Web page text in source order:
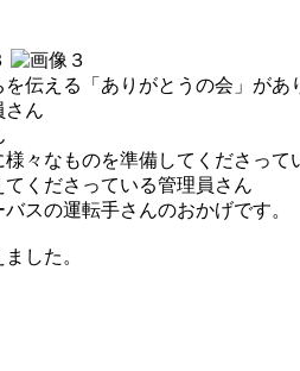
伝える「ありがとうの会」があ
さん
々なものを準備してくださって
くださっている管理員さん
スの運転手さんのおかげです。
した。